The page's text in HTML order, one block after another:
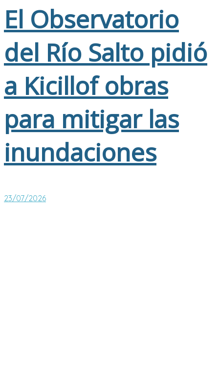
El Observatorio
del Río Salto pidió
a Kicillof obras
para mitigar las
inundaciones
23/07/2026